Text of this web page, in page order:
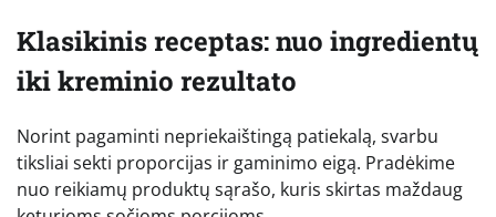
Klasikinis receptas: nuo ingredientų
iki kreminio rezultato
Norint pagaminti nepriekaištingą patiekalą, svarbu
tiksliai sekti proporcijas ir gaminimo eigą. Pradėkime
nuo reikiamų produktų sąrašo, kuris skirtas maždaug